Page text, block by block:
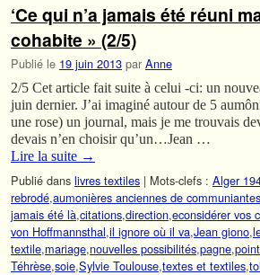
‘Ce qui n’a jamais été réuni
cohabite » (2/5)
Publié le 19 juin 2013 par Anne
2/5 Cet article fait suite à celui -ci: un
juin dernier. J’ai imaginé autour de 5
une rose) un journal, mais je me trouvais
devais n’en choisir qu’un…Jean …
Lire la suite →
Publié dans livres textiles | Mots-clefs : Alger
rebrodé,aumonières anciennes de communiantes
jamais été là,citations,direction,econsidérer vos
von Hoffmannsthal,il ignore où il va,Jean giono,
textile,mariage,nouvelles possibilités,pagne,
Téhrèse,soie,Sylvie Toulouse,textes et textiles,